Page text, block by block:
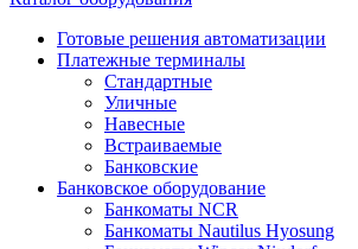
Готовые решения автоматизации
Платежные терминалы
Стандартные
Уличные
Навесные
Встраиваемые
Банковские
Банковское оборудование
Банкоматы NCR
Банкоматы Nautilus Hyosung